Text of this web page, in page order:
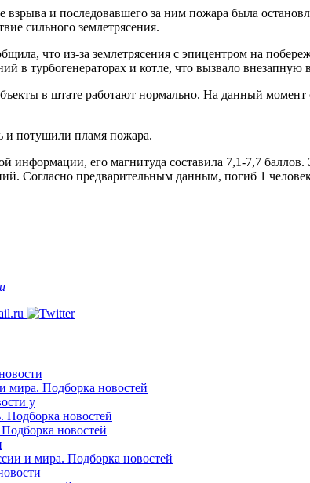
и последовавшего за ним пожара была
сильного землетрясения.
что из-за землетрясения с эпицентром на
в турбогенераторах и котле, что вызвало
в штате работают нормально. На данный
и потушили пламя пожара.
информации, его магнитуда составила 7,1-7,7
Согласно предварительным данным, погиб 1
мира. Подборка новостей
у
Подборка новостей
новостей
и мира. Подборка новостей